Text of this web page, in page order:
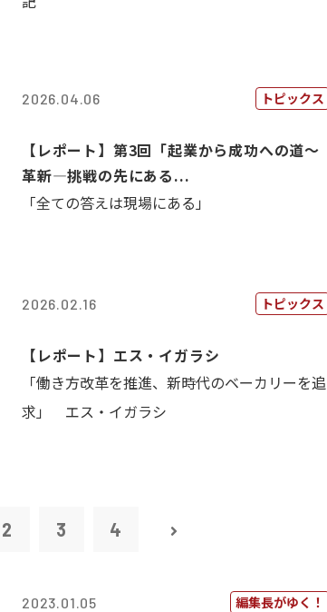
2026.04.06 トピックス
【レポート】第3回「起業から成功への道～
革新―挑戦の先にある...
「全ての答えは現場にある」
2026.02.16 トピックス
【レポート】エス・イガラシ
「働き方改革を推進、新時代のベーカリーを追
求」 エス・イガラシ
2 3 4
2023.01.05 編集長がゆく！